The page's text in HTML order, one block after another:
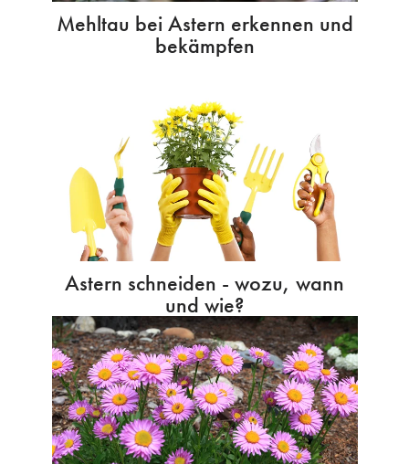
Mehltau bei Astern erkennen und
bekämpfen
Astern schneiden - wozu, wann
und wie?